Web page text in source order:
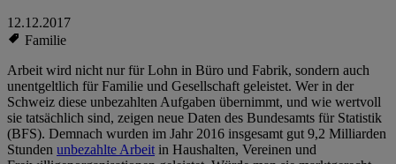
12.12.2017
Familie
Arbeit wird nicht nur für Lohn in Büro und Fabrik, sondern auch
unentgeltlich für Familie und Gesellschaft geleistet. Wer in der
Schweiz diese unbezahlten Aufgaben übernimmt, und wie wertvoll
sie tatsächlich sind, zeigen neue Daten des Bundesamts für Statistik
(BFS). Demnach wurden im Jahr 2016 insgesamt gut 9,2 Milliarden
Stunden unbezahlte Arbeitin Haushalten, Vereinen und